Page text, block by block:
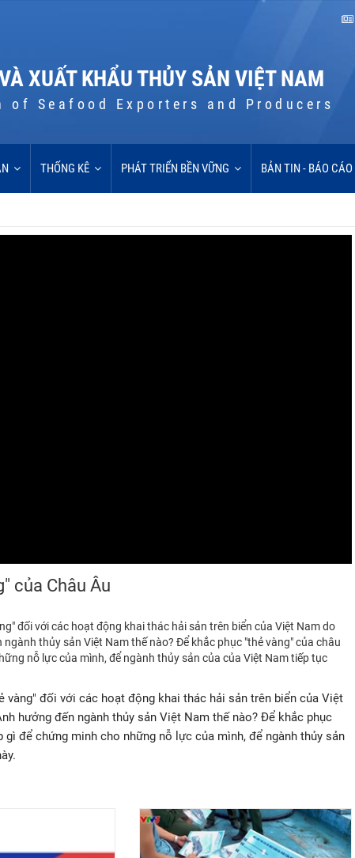
XUẤT KHẨU THỦY SẢN VIỆT NAM
of Seafood Exporters and Producers
THỐNG KÊ PHÁT TRIỂN BỀN VỮNG BẢN TIN - BÁO CÁO
của Châu Âu
đối với các hoạt động khai thác hải sản trên biển của Việt Nam do
thủy sản Việt Nam thế nào? Để khắc phục "thẻ vàng" của châu
nỗ lực của mình, để ngành thủy sản của của Việt Nam tiếp tục
vàng" đối với các hoạt động khai thác hải sản trên biển của Việt
hưởng đến ngành thủy sản Việt Nam thế nào? Để khắc phục
để chứng minh cho những nỗ lực của mình, để ngành thủy sản